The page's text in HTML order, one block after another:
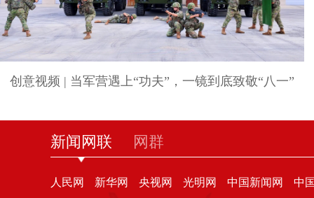
创意视频 | 当军营遇上“功夫”，一镜到底致敬“八一”
新闻网联 网群
人民网 新华网 央视网 光明网 中国新闻网
中